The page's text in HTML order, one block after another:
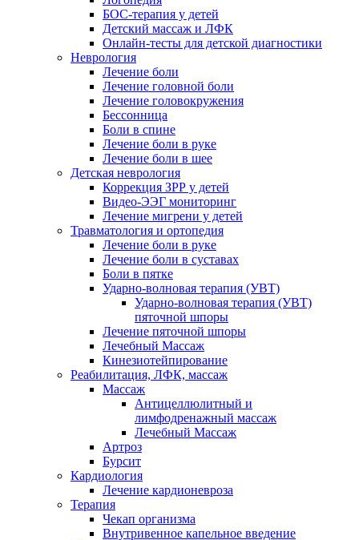
БОС-терапия у детей
Детский массаж и ЛФК
Онлайн-тесты для детской диагностики
Неврология
Лечение боли
Лечение головной боли
Лечение головокружения
Бессонница
Боли в спине
Лечение боли в руке
Лечение боли в шее
Детская неврология
Коррекция ЗРР у детей
Видео-ЭЭГ мониторинг
Лечение мигрени у детей
Травматология и ортопедия
Лечение боли в руке
Лечение боли в суставах
Боли в пятке
Ударно-волновая терапия (УВТ)
Ударно-волновая терапия (УВТ)
пяточной шпоры
Лечение пяточной шпоры
Лечебный Массаж
Кинезиотейпирование
Реабилитация, ЛФК, массаж
Массаж
Антицеллюлитный и
лимфодренажный массаж
Лечебный Массаж
Артроз
Бурсит
Кардиология
Лечение кардионевроза
Терапия
Чекап организма
Внутривенное капельное введение